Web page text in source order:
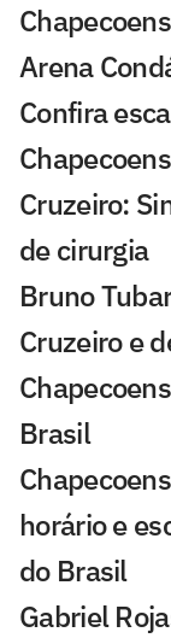
Arena
Confira
Cruzeiro:
de cirurgia
Bruno
Cruzeiro e
Brasil
horário e
do Brasil
Gabriel